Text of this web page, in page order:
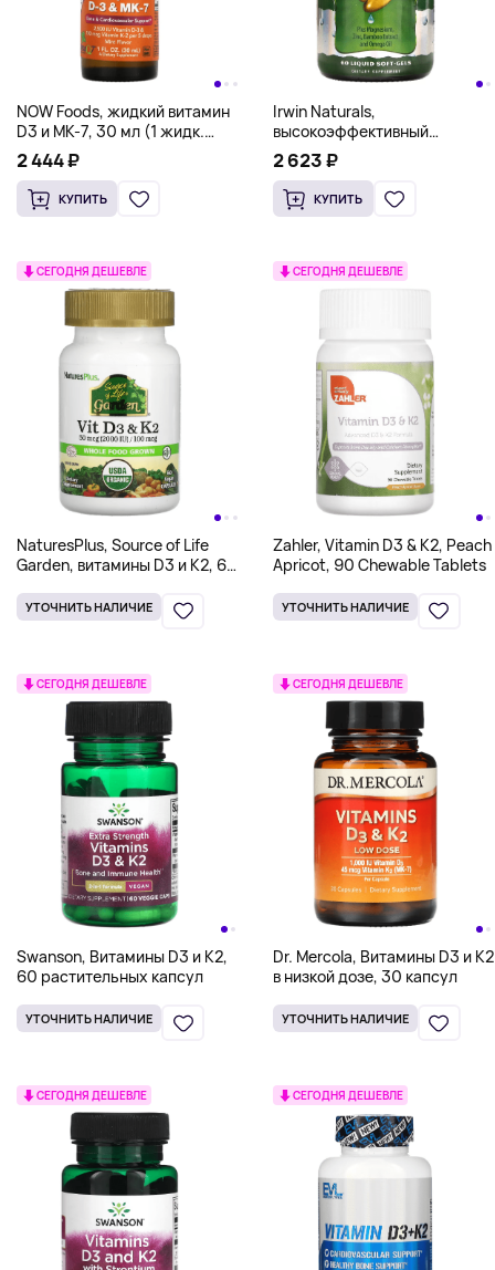
NOW Foods, жидкий витамин
D3 и MK-7, 30 мл (1 жидк.
унция)
2 444 ₽
КУПИТЬ
Irwin Naturals,
высокоэффективный
мегакомплекс витаминов D3
и К2 с экстрактом куркумы,
60 капсул с жидкостью
2 623 ₽
КУПИТЬ
СЕГОДНЯ ДЕШЕВЛЕ
NaturesPlus, Source of Life
Garden, витамины D3 и K2, 60
УТОЧНИТЬ НАЛИЧИЕ
СЕГОДНЯ ДЕШЕВЛЕ
Zahler, Vitamin D3 & K2, Peach
Apricot, 90 Chewable Tablets
УТОЧНИТЬ НАЛИЧИЕ
СЕГОДНЯ ДЕШЕВЛЕ
Swanson, Витамины D3 и K2,
60 растительных капсул
УТОЧНИТЬ НАЛИЧИЕ
СЕГОДНЯ ДЕШЕВЛЕ
Dr. Mercola, Витамины D3 и K2
в низкой дозе, 30 капсул
УТОЧНИТЬ НАЛИЧИЕ
СЕГОДНЯ ДЕШЕВЛЕ СЕГОДНЯ ДЕШЕВЛЕ